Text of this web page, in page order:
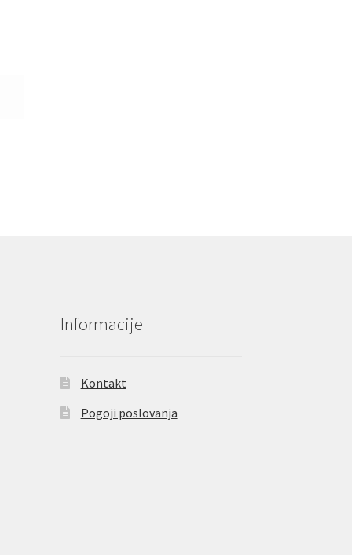
Informacije
Kontakt
Pogoji poslovanja